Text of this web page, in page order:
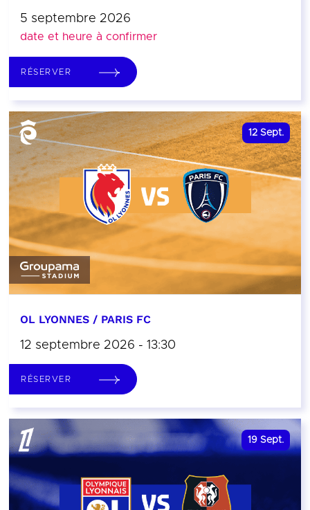
5 septembre 2026
date et heure à confirmer
RÉSERVER
12 Sept.
OL LYONNES / PARIS FC
12 septembre 2026 - 13:30
RÉSERVER
19 Sept.